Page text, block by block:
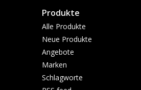
Produkte
Alle Produkte
Neue Produkte
Angebote
Marken
Schlagworte